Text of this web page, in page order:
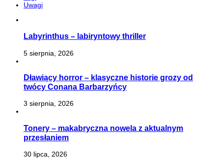
Uwagi
Labyrinthus – labiryntowy thriller
5 sierpnia, 2026
Dławiący horror – klasyczne historie grozy od
twócy Conana Barbarzyńcy
3 sierpnia, 2026
Tonery – makabryczna nowela z aktualnym
przesłaniem
30 lipca, 2026